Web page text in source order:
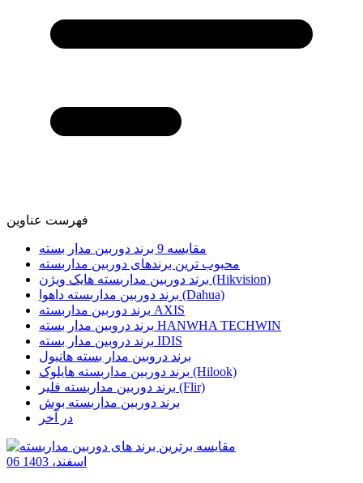
فهرست عناوین
مقایسه 9 برند دوربین مدار بسته
محبوب ‌ترین برندهای دوربین مداربسته
برند دوربین مداربسته هایک ویژن (Hikvision)
برند دوربین مداربسته داهوا (Dahua)
برند دوربین مداربسته AXIS
برند دروبین مدار بسته HANWHA TECHWIN
برند دروبین مدار بسته IDIS
برند دروبین مدار بسته هانیول
برند دوربین مداربسته هایلوک (Hilook)
برند دوربین مداربسته فلیر (Flir)
برند دوربین مداربسته بوش
در آخر
06 اسفند، 1403